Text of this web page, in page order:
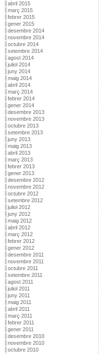
abril 2015
març 2015
febrer 2015
gener 2015
desembre 2014
novembre 2014
octubre 2014
setembre 2014
agost 2014
juliol 2014
juny 2014
maig 2014
abril 2014
març 2014
febrer 2014
gener 2014
desembre 2013
novembre 2013
octubre 2013
setembre 2013
juny 2013
maig 2013
abril 2013
març 2013
febrer 2013
gener 2013
desembre 2012
novembre 2012
octubre 2012
setembre 2012
juliol 2012
juny 2012
maig 2012
abril 2012
març 2012
febrer 2012
gener 2012
desembre 2011
novembre 2011
octubre 2011
setembre 2011
agost 2011
juliol 2011
juny 2011
maig 2011
abril 2011
març 2011
febrer 2011
gener 2011
desembre 2010
novembre 2010
octubre 2010